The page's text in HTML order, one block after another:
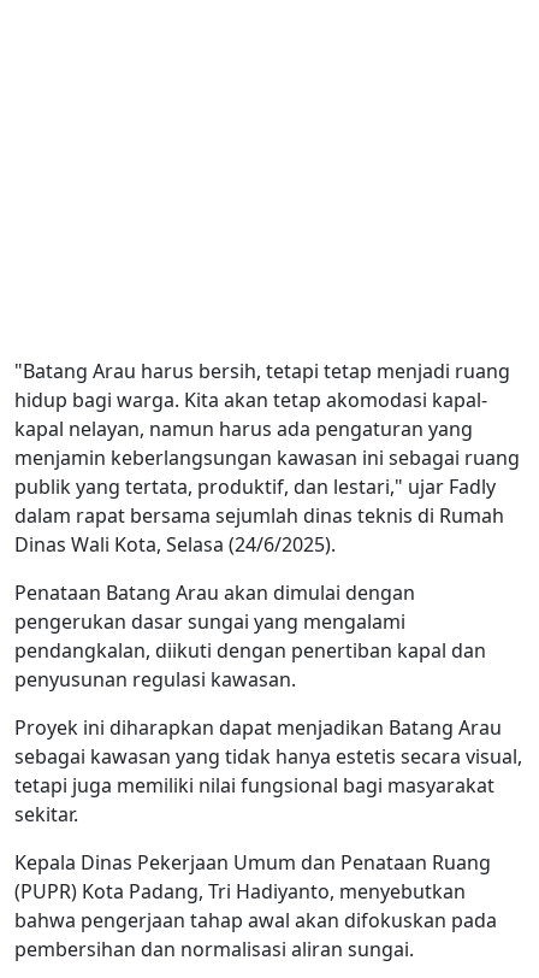
"Batang Arau harus bersih, tetapi tetap menjadi ruang
hidup bagi warga. Kita akan tetap akomodasi kapal-
kapal nelayan, namun harus ada pengaturan yang
menjamin keberlangsungan kawasan ini sebagai ruang
publik yang tertata, produktif, dan lestari," ujar Fadly
dalam rapat bersama sejumlah dinas teknis di Rumah
Dinas Wali Kota, Selasa (24/6/2025).
Penataan Batang Arau akan dimulai dengan
pengerukan dasar sungai yang mengalami
pendangkalan, diikuti dengan penertiban kapal dan
penyusunan regulasi kawasan.
Proyek ini diharapkan dapat menjadikan Batang Arau
sebagai kawasan yang tidak hanya estetis secara visual,
tetapi juga memiliki nilai fungsional bagi masyarakat
sekitar.
Kepala Dinas Pekerjaan Umum dan Penataan Ruang
(PUPR) Kota Padang, Tri Hadiyanto, menyebutkan
bahwa pengerjaan tahap awal akan difokuskan pada
pembersihan dan normalisasi aliran sungai.